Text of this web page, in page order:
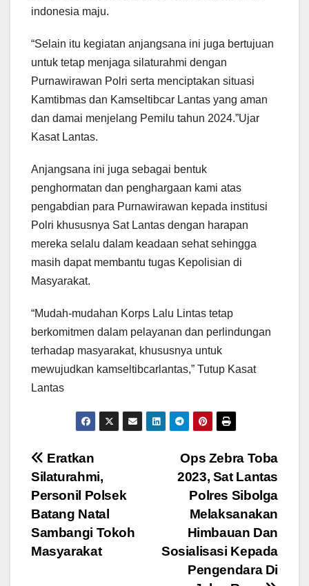
indonesia maju.
“Selain itu kegiatan anjangsana ini juga bertujuan
untuk tetap menjaga silaturahmi dengan
Purnawirawan Polri serta menciptakan situasi
Kamtibmas dan Kamseltibcar Lantas yang aman
dan damai menjelang Pemilu tahun 2024.”Ujar
Kasat Lantas.
Anjangsana ini juga sebagai bentuk
penghormatan dan penghargaan kami atas
pengabdian para Purnawirawan kepada institusi
Polri khususnya Sat Lantas dengan harapan
mereka selalu dalam keadaan sehat sehingga
masih dapat membantu tugas Kepolisian di
Masyarakat.
“Mudah-mudahan Korps Lalu Lintas tetap
berkomitmen dalam pelayanan dan perlindungan
terhadap masyarakat, khususnya untuk
mewujudkan kamseltibcarlantas,” Tutup Kasat
Lantas
Navigasi
pos
Ops Zebra Toba
2023, Sat Lantas
Polres Sibolga
Melaksanakan
Himbauan Dan
Sosialisasi Kepada
Pengendara Di
Eratkan
Silaturahmi,
Personil Polsek
Batang Natal
Sambangi Tokoh
Masyarakat